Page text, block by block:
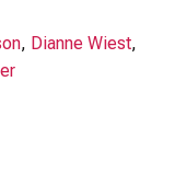
, Dianne Wiest,